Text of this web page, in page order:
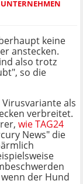
UNTERNEHMEN
keine
anstecken.
also trotz
so die
als
verbreitet.
wie TAG24
News" die
der Hund